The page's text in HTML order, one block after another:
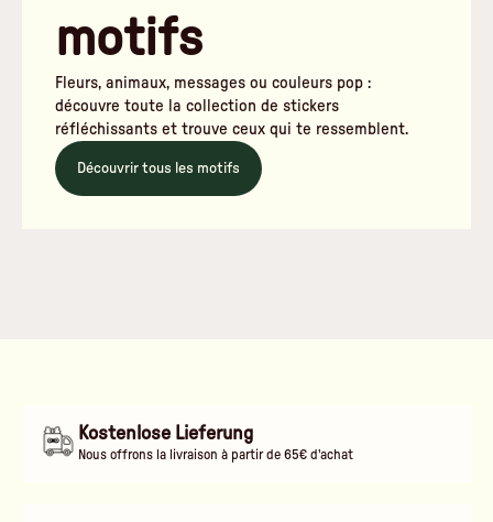
motifs
Fleurs, animaux, messages ou couleurs pop :
découvre toute la collection de stickers
réfléchissants et trouve ceux qui te ressemblent.
Découvrir tous les motifs
Kostenlose Lieferung
Nous offrons la livraison à partir de 65€ d'achat